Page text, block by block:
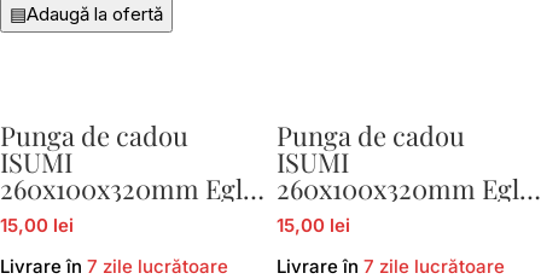
▤Adaugă la ofertă
Punga de cadou
ISUMI
260x100x320mm Eglo
429044
15,00 lei
Livrare în 7 zile lucrătoare
Punga de cadou
ISUMI
260x100x320mm Eglo
429045
15,00 lei
Livrare în 7 zile lucrătoare